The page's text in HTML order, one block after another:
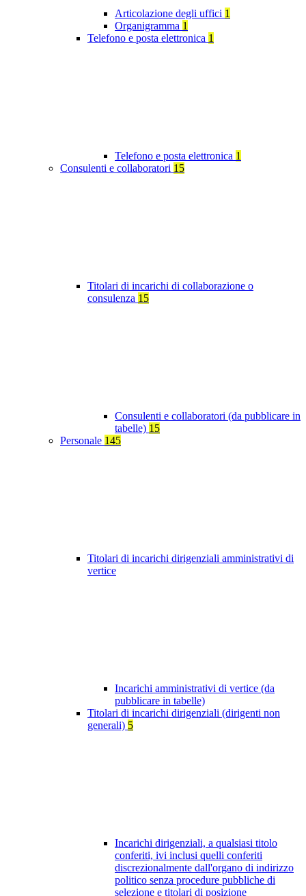
Articolazione degli uffici 1
Organigramma 1
Telefono e posta elettronica 1
Telefono e posta elettronica 1
Consulenti e collaboratori 15
Titolari di incarichi di collaborazione o
consulenza 15
Consulenti e collaboratori (da pubblicare in
tabelle) 15
Personale 145
Titolari di incarichi dirigenziali amministrativi di
vertice
Incarichi amministrativi di vertice (da
pubblicare in tabelle)
Titolari di incarichi dirigenziali (dirigenti non
generali) 5
Incarichi dirigenziali, a qualsiasi titolo
conferiti, ivi inclusi quelli conferiti
discrezionalmente dall'organo di indirizzo
politico senza procedure pubbliche di
selezione e titolari di posizione